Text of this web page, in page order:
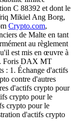
C 88392 et dont le
Mikiel Ang Borg,
Crypto.com,
de Malte en tant
au règlement
est mis en œuvre à
Foris DAX MT
: 1. Échange d'actifs
contre d'autres
d'actifs crypto pour
crypto pour le
crypto pour le
d'actifs crypto